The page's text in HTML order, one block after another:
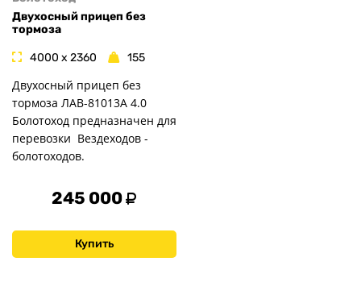
Двухосный прицеп без
тормоза
4000 x 2360 155
Двухосный прицеп без
тормоза ЛАВ-81013А 4.0
Болотоход предназначен для
перевозки Вездеходов -
болотоходов.
245 000
Купить